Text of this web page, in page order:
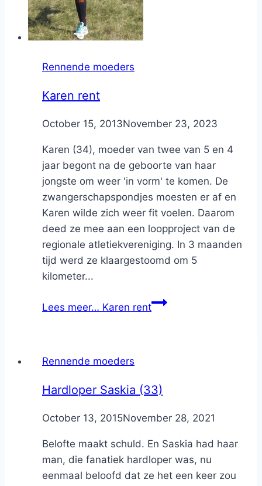
Rennende moeders
Karen rent
ByNicole
October 15, 2013November 23, 2023
Karen (34), moeder van twee van 5 en 4
jaar begont na de geboorte van haar
jongste om weer 'in vorm' te komen. De
zwangerschapspondjes moesten er af en
Karen wilde zich weer fit voelen. Daarom
deed ze mee aan een loopproject van de
regionale atletiekvereniging. In 3 maanden
tijd werd ze klaargestoomd om 5
kilometer...
Lees meer… Karen rent
Rennende moeders
Hardloper Saskia (33)
ByNicole
October 13, 2015November 28, 2021
Belofte maakt schuld. En Saskia had haar
man, die fanatiek hardloper was, nu
eenmaal beloofd dat ze het een keer zou